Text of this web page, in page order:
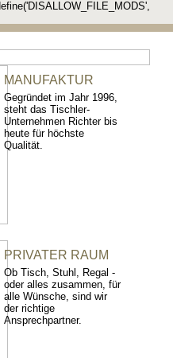
MANUFAKTUR
Gegründet im Jahr 1996,
steht das Tischler-
Unternehmen Richter bis
heute für höchste
Qualität.
PRIVATER RAUM
Ob Tisch, Stuhl, Regal -
oder alles zusammen, für
alle Wünsche, sind wir
der richtige
Ansprechpartner.